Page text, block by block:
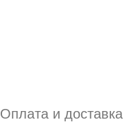
Оплата и доставка